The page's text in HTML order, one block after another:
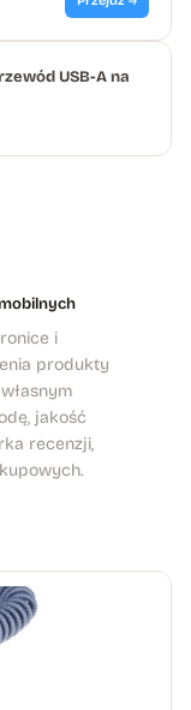
USB-A na
i
produkty
jakość
recenzji,